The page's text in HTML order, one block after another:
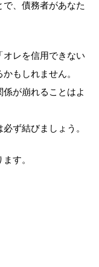
、債務者があなた
レを信用できない
もしれません。
が崩れることはよ
ず結びましょう。
す。